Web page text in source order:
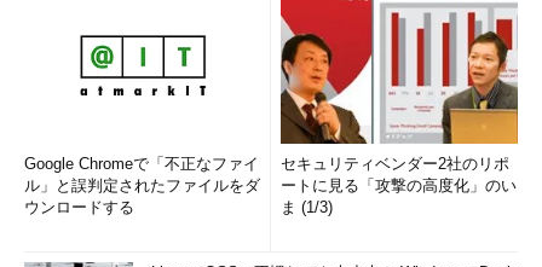
Google Chromeで「不正なファイ
ル」と誤判定されたファイルをダ
ウンロードする
セキュリティベンダー2社のリポ
ートに見る「攻撃の高度化」のい
ま (1/3)